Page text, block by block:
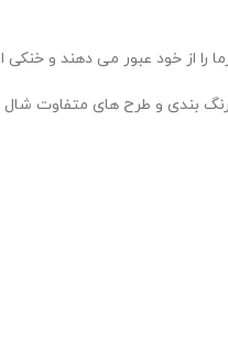
را از خود عبور می دهند و
متفاوت شال نخی را می توانید در